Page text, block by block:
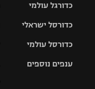
גביע הטוטו
כדורגל עולמי
האלופות
ליגה
כדורסל ישראלי
סל
כדורסל עולמי
ענפים נוספים